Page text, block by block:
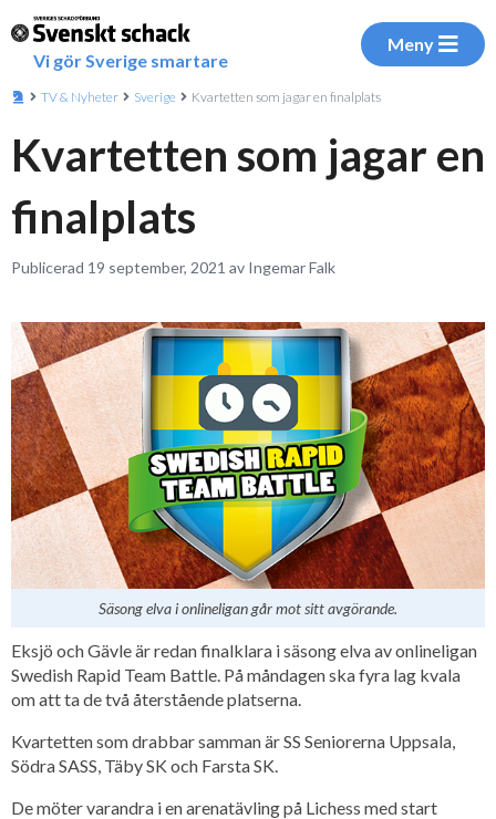
Vi gör Sverige smartare
Meny
TV & Nyheter Sverige Kvartetten som jagar en finalplats
Kvartetten som jagar en
finalplats
Publicerad 19 september, 2021 av Ingemar Falk
Säsong elva i onlineligan går mot sitt avgörande.
Eksjö och Gävle är redan finalklara i säsong elva av onlineligan
Swedish Rapid Team Battle. På måndagen ska fyra lag kvala
om att ta de två återstående platserna.
Kvartetten som drabbar samman är SS Seniorerna Uppsala,
Södra SASS, Täby SK och Farsta SK.
De möter varandra i en arenatävling på Lichess med start